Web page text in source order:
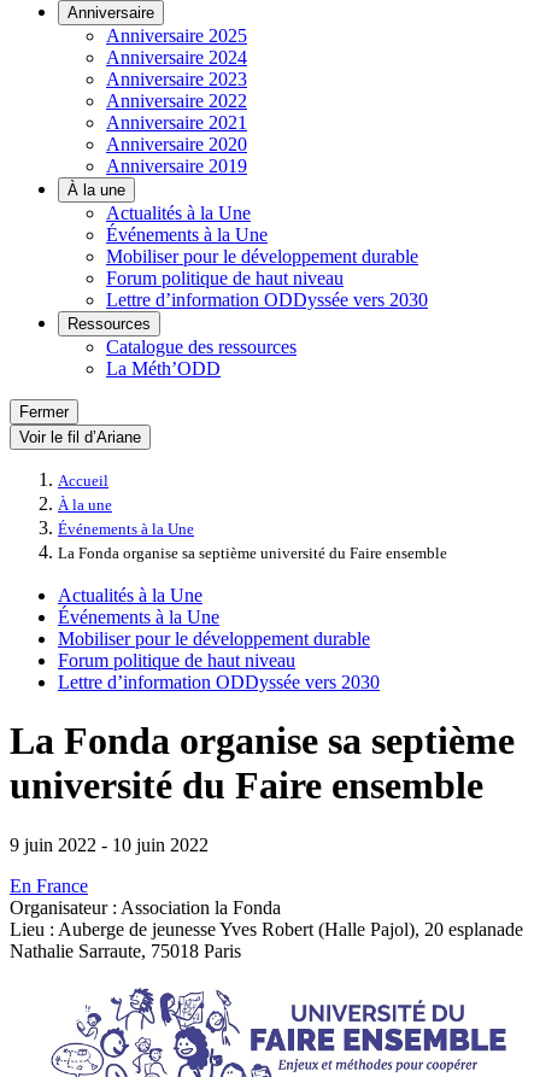
Anniversaire
Anniversaire 2025
Anniversaire 2024
Anniversaire 2023
Anniversaire 2022
Anniversaire 2021
Anniversaire 2020
Anniversaire 2019
À la une
Actualités à la Une
Événements à la Une
Mobiliser pour le développement durable
Forum politique de haut niveau
Lettre d’information ODDyssée vers 2030
Ressources
Catalogue des ressources
La Méth’ODD
Fermer
Voir le fil d’Ariane
Accueil
À la une
Événements à la Une
La Fonda organise sa septième université du Faire ensemble
Actualités à la Une
Événements à la Une
Mobiliser pour le développement durable
Forum politique de haut niveau
Lettre d’information ODDyssée vers 2030
La Fonda organise sa septième
université du Faire ensemble
9 juin 2022 - 10 juin 2022
En France
Organisateur : Association la Fonda
Lieu : Auberge de jeunesse Yves Robert (Halle Pajol), 20 esplanade
Nathalie Sarraute, 75018 Paris